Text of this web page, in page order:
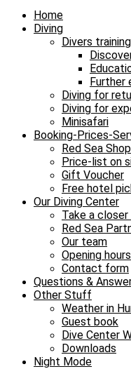
Home
Diving
Divers training
Further
Diving for
Diving for
Minisafari
Booking-Prices-
Red Sea Shop
Price-list on
Gift Voucher
Free hotel
Our Diving Center
Take a
Red Sea
Our team
Opening hours
Contact form
Questions &
Other Stuff
Weather in
Guest book
Dive Center
Downloads
Night Mode